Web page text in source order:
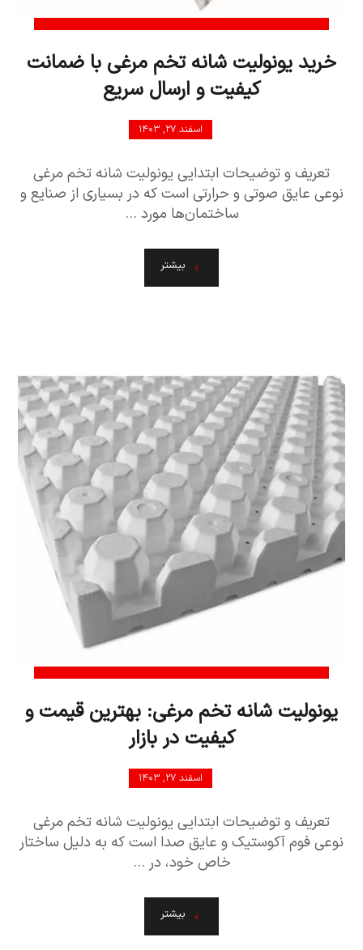
خرید یونولیت شانه تخم مرغی با ضمانت
کیفیت و ارسال سریع
اسفند ۲۷, ۱۴۰۳
تعریف و توضیحات ابتدایی یونولیت شانه تخم مرغی
نوعی عایق صوتی و حرارتی است که در بسیاری از صنایع و
ساختمان‌ها مورد ...
بیشتر
یونولیت شانه تخم مرغی: بهترین قیمت و
کیفیت در بازار
اسفند ۲۷, ۱۴۰۳
تعریف و توضیحات ابتدایی یونولیت شانه تخم مرغی
نوعی فوم آکوستیک و عایق صدا است که به دلیل ساختار
خاص خود، در ...
بیشتر